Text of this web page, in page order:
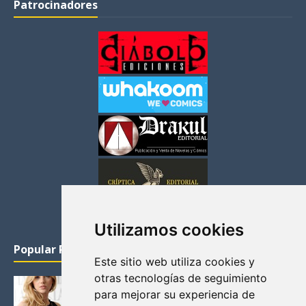
Utilizamos cookies
Este sitio web utiliza cookies y
otras tecnologías de seguimiento
para mejorar su experiencia de
Patrocinadores
Popular Posts
KATHERYN WINNICK: LA ACTRIZ MAS GUAPA DE
VIKINGOS